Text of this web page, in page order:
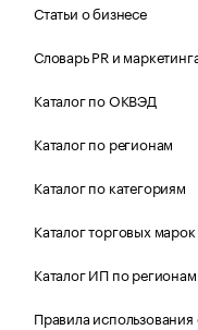
Статьи о бизнесе
Словарь PR и
Каталог по ОКВЭД
Каталог по регионам
Каталог по категориям
Каталог торговых марок
Каталог ИП по регионам
Правила использования